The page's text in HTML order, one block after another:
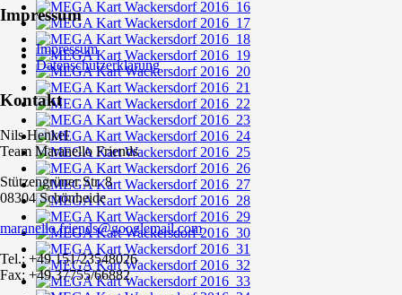
Impressum
Impressum
Datenschutzerklärung
Kontakt
Nils Henkel
Team Maranello Friends
Stützengrüner Str. 8
08304 Schönheide
maranello.friends@googlemail.com
Tel.: +49 151/23548026
Fax: +49 37755/66882